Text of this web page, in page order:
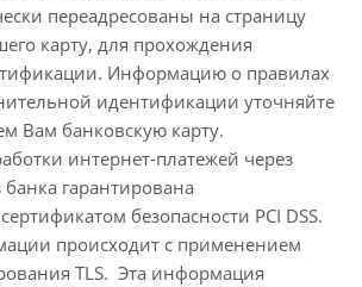
переадресованы на страницу
карту, для прохождения
Информацию о правилах
идентификации уточняйте
Вам банковскую карту.
интернет-платежей через
гарантирована
безопасности PCI DSS.
происходит с применением
TLS. Эта информация